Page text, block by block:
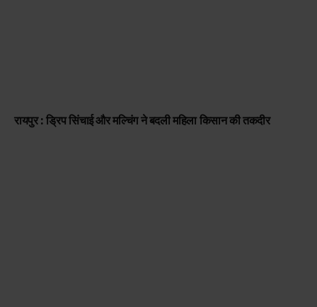
रायपुर : ड्रिप सिंचाई और मल्चिंग ने बदली महिला किसान की तकदीर